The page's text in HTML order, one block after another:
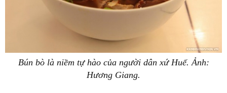
Bún bò là niềm tự hào của người dân xứ Huế. Ảnh:
Hương Giang.